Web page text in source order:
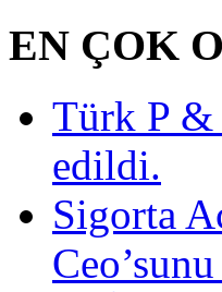
EN ÇOK
Türk P &
edildi.
Sigorta